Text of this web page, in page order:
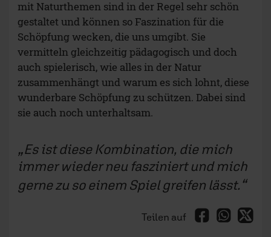
Es ist diese Kombination, die mich
immer wieder neu fasziniert und mich
gerne zu so einem Spiel greifen lässt.
Teilen auf
Besonders schön und konsequent ist es natürlich,
Gesichtspunkten produziert wurde. Als
Verbraucher kann ich hier gezielt Anreize für
Verlage setzen, wenn ich entsprechende
Produkte kaufe und so mein Interesse an solchen